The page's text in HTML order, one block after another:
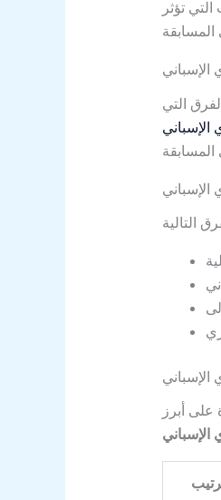
تؤثر
التي
أبرز
الإسباني